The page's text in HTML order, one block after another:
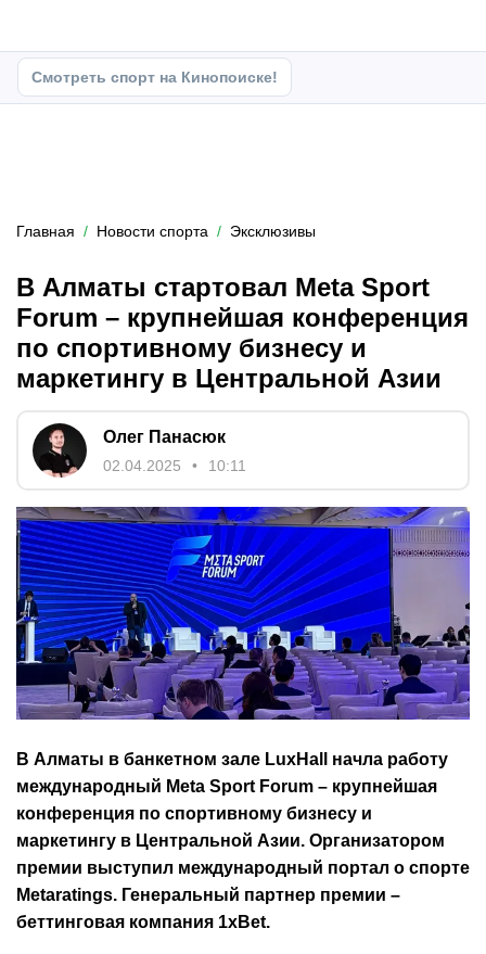
Смотреть спорт на Кинопоиске!
Главная Новости спорта Эксклюзивы
В Алматы стартовал Meta Sport
Forum – крупнейшая конференция
по спортивному бизнесу и
маркетингу в Центральной Азии
Олег Панасюк
02.04.2025 10:11
В Алматы в банкетном зале LuxHall начла работу
международный Meta Sport Forum – крупнейшая
конференция по спортивному бизнесу и
маркетингу в Центральной Азии. Организатором
премии выступил международный портал о спорте
Metaratings. Генеральный партнер премии –
беттинговая компания 1xBet.